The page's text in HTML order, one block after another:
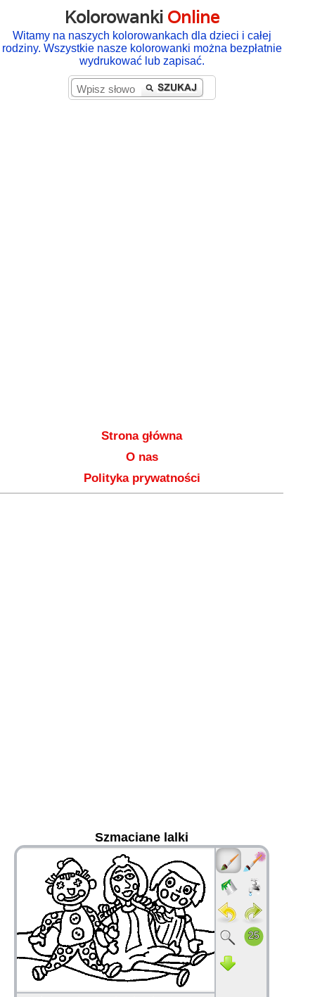
Kolorowanki Online
Witamy na naszych kolorowankach dla dzieci i całej
rodziny. Wszystkie nasze kolorowanki można bezpłatnie
wydrukować lub zapisać.
Strona główna
O nas
Polityka prywatności
Szmaciane lalki